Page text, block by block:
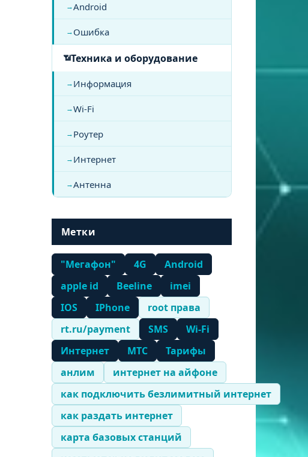
Android
Ошибка
Техника и оборудование
Информация
Wi-Fi
Роутер
Интернет
Антенна
Метки
"Мегафон" 4G
Android
apple id
Beeline
imei
IOS
IPhone
root права
rt.ru/payment
SMS
Wi-Fi
Интернет
МТС
Тарифы
анлим
интернет на айфоне
как подключить безлимитный интернет
как раздать интернет
карта базовых станций